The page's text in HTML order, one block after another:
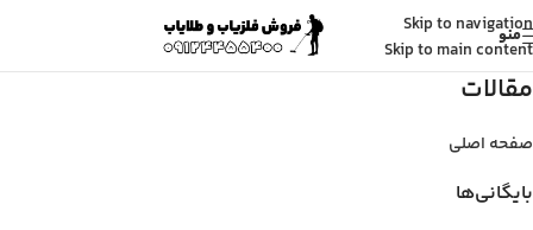
Skip to navigation
Skip to main content
منو
مقالات
صفحه اصلی
بایگانی‌ها